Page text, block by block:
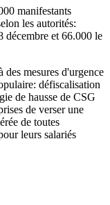
manifestants
les autorités:
décembre et 66.000 le
des mesures d'urgence
défiscalisation
de hausse de CSG
de verser une
de toutes
leurs salariés